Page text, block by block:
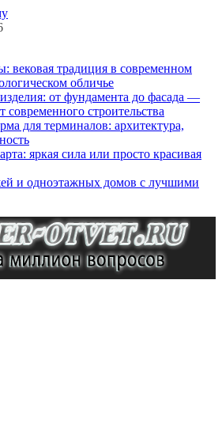
вековая традиция в современном
обличье
от фундамента до фасада —
современного строительства
для терминалов: архитектура,
яркая сила или просто красивая
и одноэтажных домов с лучшими